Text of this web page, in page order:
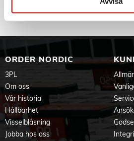
ORDER NORDIC
3PL
Om oss
Vår historia
Hållbarhet
Visselblåsning
Jobba hos oss